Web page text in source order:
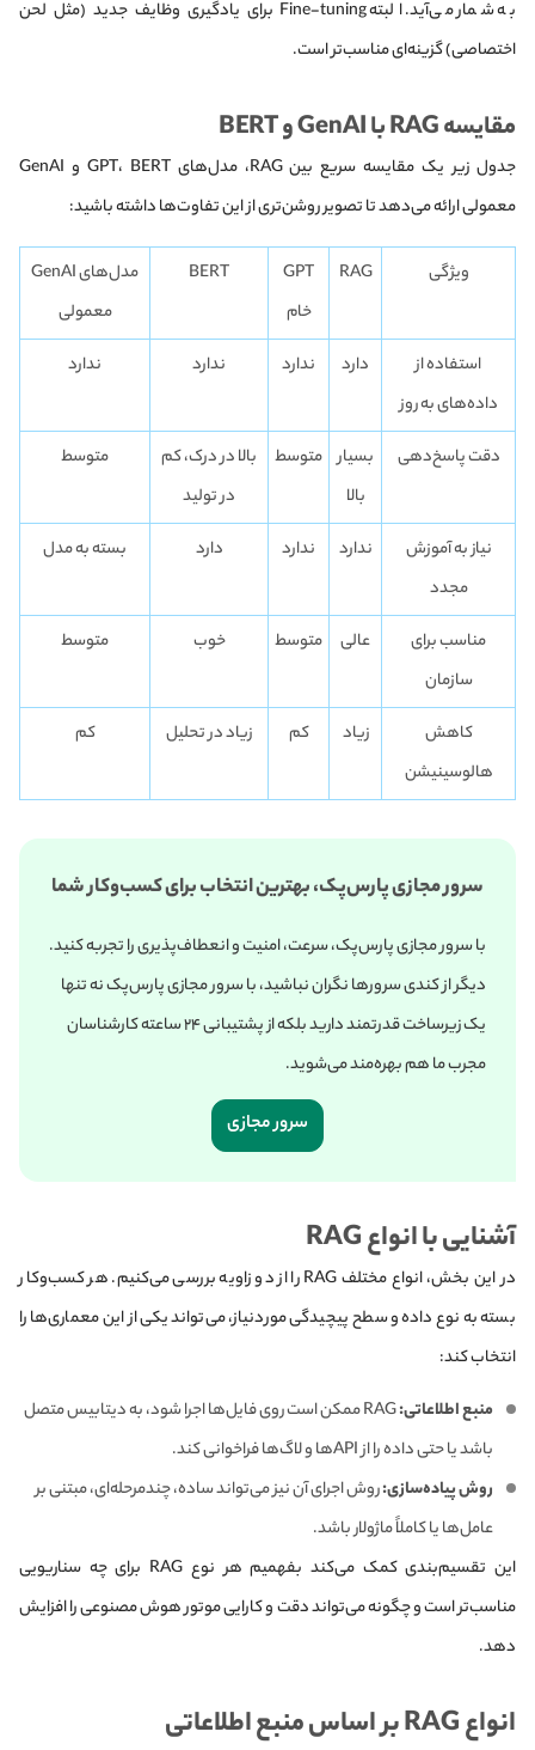
به شمار می‌آید. البته Fine-tuning برای یادگیری وظایف جدید (مثل لحن
اختصاصی) گزینه‌ای مناسب‌تر است.
مقایسه RAG با GenAI و BERT
جدول زیر یک مقایسه سریع بین RAG، مدل‌های GPT، BERT و GenAI
معمولی ارائه می‌دهد تا تصویر روشن‌تری از این تفاوت‌ها داشته باشید:
ویژگی RAG
GPT
خام
BERT
مدل‌های GenAI
معمولی
استفاده از
داده‌های به روز
دارد ندارد ندارد ندارد
دقت پاسخ‌دهی
بسیار
بالا
متوسط
بالا در درک، کم
در تولید
متوسط
نیاز به آموزش
مجدد
ندارد ندارد دارد بسته به مدل
مناسب برای
سازمان
عالی متوسط خوب متوسط
کاهش
هالوسینیشن
زیاد کم زیاد در تحلیل کم
سرور مجازی پارس‌پک، بهترین انتخاب برای کسب‌وکار شما
با سرور مجازی پارس‌پک، سرعت، امنیت و انعطاف‌پذیری را تجربه کنید.
دیگر از کندی سرورها نگران نباشید، با سرور مجازی پارس‌پک نه تنها
یک زیرساخت قدرتمند دارید بلکه از پشتیبانی ۲۴ ساعته کارشناسان
مجرب ما هم بهره‌مند می‌شوید.
سرور مجازی
آشنایی با انواع RAG
در این بخش، انواع مختلف RAG را از دو زاویه بررسی می‌کنیم. هر کسب‌وکار
بسته به نوع داده و سطح پیچیدگی موردنیاز، می‌تواند یکی از این معماری‌ها را
انتخاب کند:
منبع اطلاعاتی:
RAG ممکن است روی فایل‌ها اجرا شود، به دیتابیس متصل
باشد یا حتی داده را از APIها و لاگ‌ها فراخوانی کند.
روش پیاده‌سازی:روش اجرای آن نیز می‌تواند ساده، چندمرحله‌ای، مبتنی بر
عامل‌ها یا کاملاً ماژولار باشد.
این تقسیم‌بندی کمک می‌کند بفهمیم هر نوع RAG برای چه سناریویی
مناسب‌تر است و چگونه می‌تواند دقت و کارایی موتور هوش مصنوعی را افزایش
دهد.
انواع RAG بر اساس منبع اطلاعاتی